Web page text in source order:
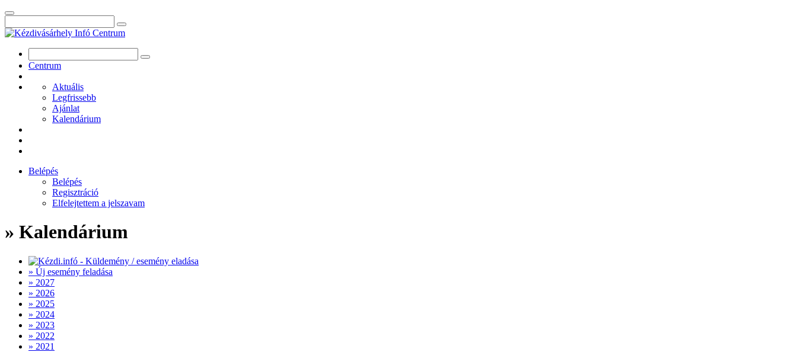
Centrum
Aktuális
Legfrissebb
Ajánlat
Kalendárium
Belépés
Belépés
Regisztráció
Elfelejtettem a jelszavam
» Kalendárium
» Új esemény feladása
» 2027
» 2026
» 2025
» 2024
» 2023
» 2022
» 2021